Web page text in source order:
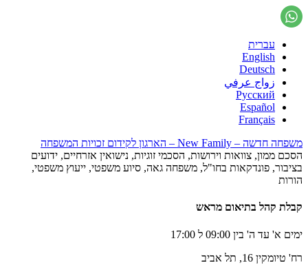
עברית
English
Deutsch
زواج عرفي
Русский
Español
Français
משפחה חדשה – New Family – הארגון לקידום זכויות המשפחה
הסכם ממון, צוואות וירושות, הסכמי זוגיות, נישואין אזרחיים, ידועים
בציבור, פונדקאות בחו"ל, משפחה גאה, סיוע משפטי, ייעוץ משפטי,
הורות
קבלת קהל בתיאום מראש
ימים א' עד ה' בין 09:00 ל 17:00
רח' טיומקין 16, תל אביב